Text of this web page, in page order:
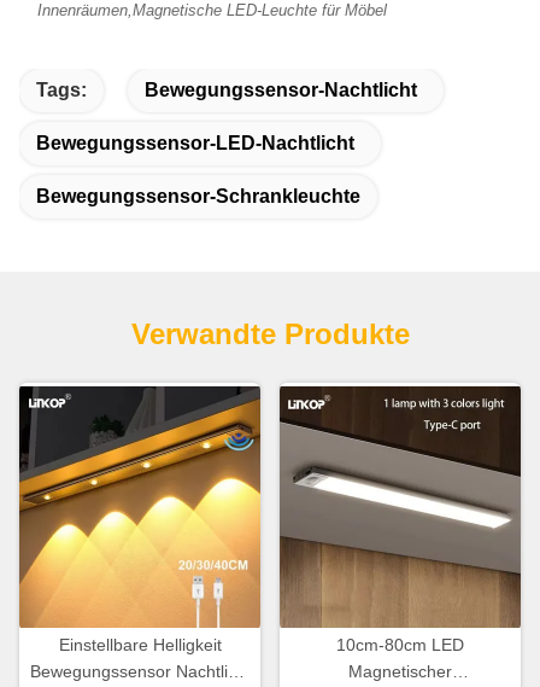
Innenräumen,Magnetische LED-Leuchte für Möbel
Tags: Bewegungssensor-Nachtlicht
Bewegungssensor-LED-Nachtlicht
Bewegungssensor-Schrankleuchte
Verwandte Produkte
Einstellbare Helligkeit
Bewegungssensor Nachtlicht
10cm-80cm LED
Magnetischer